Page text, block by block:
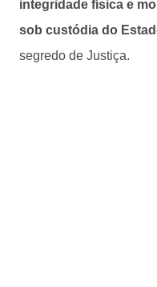
integridade física e
sob custódia do
segredo de Justiça.